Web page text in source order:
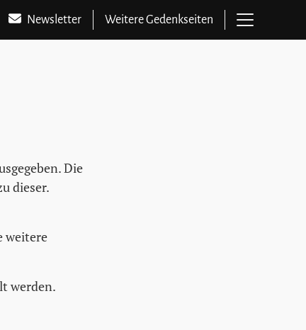
Newsletter Weitere Gedenkseiten
Die
dieser.
weitere
werden.